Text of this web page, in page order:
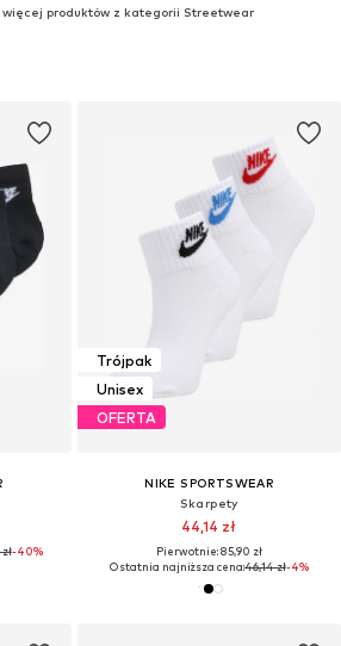
produktów z kategorii Streetwear
-40%
Trójpak
Unisex
OFERTA
NIKE SPORTSWEAR
Skarpety
44,14 zł
Pierwotnie: 85,90 zł
Ostatnia najniższa cena:46,14 zł-4%